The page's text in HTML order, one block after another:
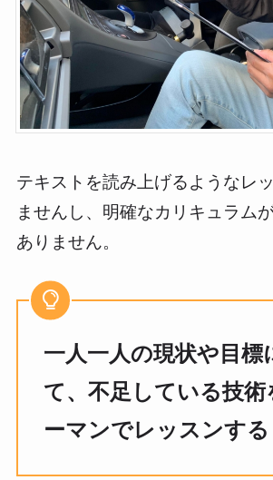
テキストを読み上げるようなレ
ませんし、明確なカリキュラム
ありません。
一人一人の現状や目標
て、不足している技術
ーマンでレッスンする